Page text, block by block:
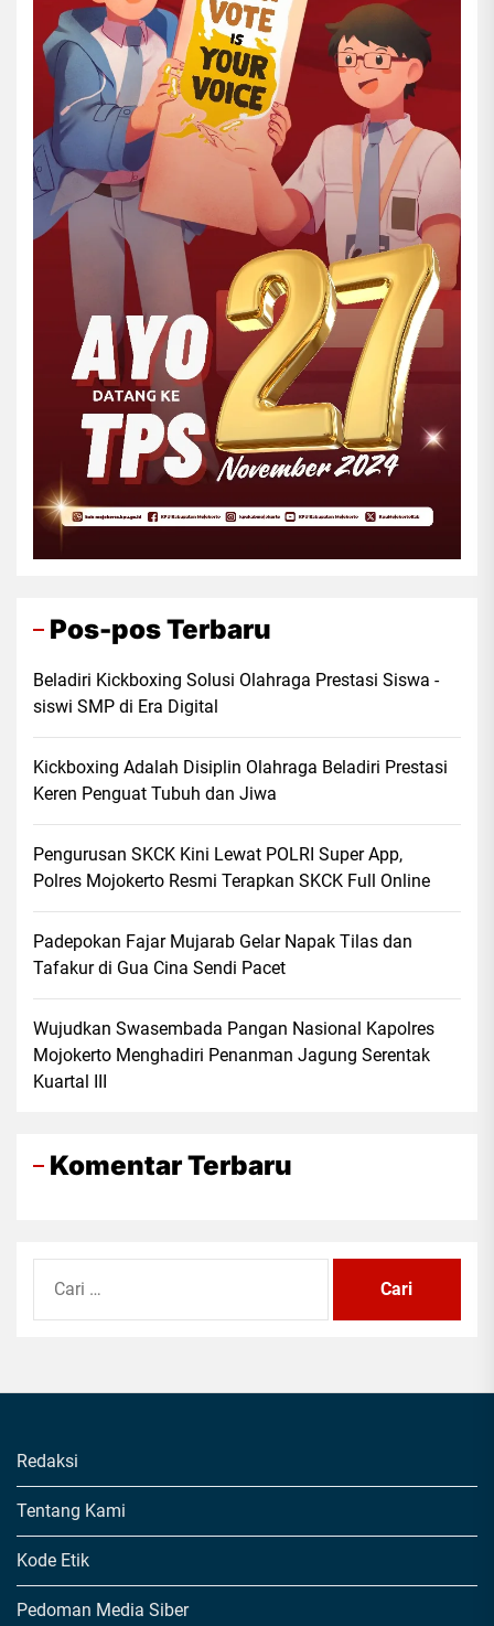
Pos-pos Terbaru
Beladiri Kickboxing Solusi Olahraga Prestasi Siswa -
siswi SMP di Era Digital
Kickboxing Adalah Disiplin Olahraga Beladiri Prestasi
Keren Penguat Tubuh dan Jiwa
Pengurusan SKCK Kini Lewat POLRI Super App,
Polres Mojokerto Resmi Terapkan SKCK Full Online
Padepokan Fajar Mujarab Gelar Napak Tilas dan
Tafakur di Gua Cina Sendi Pacet
Wujudkan Swasembada Pangan Nasional Kapolres
Mojokerto Menghadiri Penanman Jagung Serentak
Kuartal III
Komentar Terbaru
untuk:
Redaksi
Tentang Kami
Kode Etik
Pedoman Media Siber